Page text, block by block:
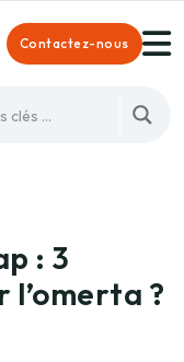
Contactez-nous
: 3
l’omerta ?